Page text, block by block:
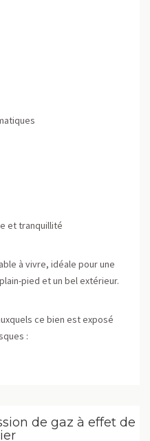
et tranquillité
à vivre, idéale pour une
pied et un bel extérieur.
ce bien est exposé
:
de gaz à effet de